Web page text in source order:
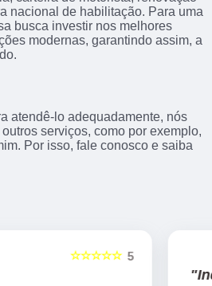
nacional de habilitação. Para uma
busca investir nos melhores
modernas, garantindo assim, a
atendê-lo adequadamente, nós
serviços, como por exemplo,
Por isso, fale conosco e saiba